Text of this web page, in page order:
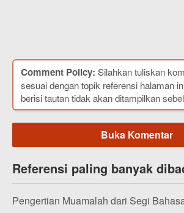
Comment Policy: Silahkan tuliskan
sesuai dengan topik referensi halaman
berisi tautan tidak akan ditampilkan
Buka Komentar
Referensi paling banyak
Pengertian Muamalah dari Segi